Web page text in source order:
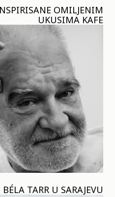
OMILJENIM
UKUSIMA KAFE
TARR U SARAJEVU